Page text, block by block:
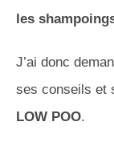
les
J’ai donc
ses conseils et
LOW POO.